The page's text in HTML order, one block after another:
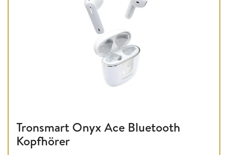
Tronsmart Onyx Ace Bluetooth
Kopfhörer